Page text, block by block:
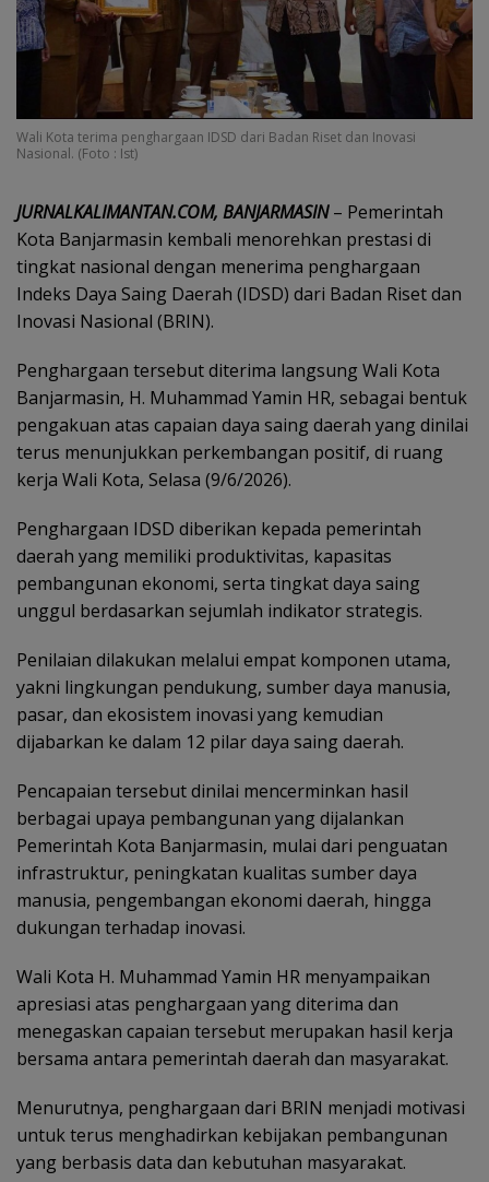
Wali Kota terima penghargaan IDSD dari Badan Riset dan Inovasi
Nasional. (Foto : Ist)
JURNALKALIMANTAN.COM, BANJARMASIN– Pemerintah
Kota Banjarmasin kembali menorehkan prestasi di
tingkat nasional dengan menerima penghargaan
Indeks Daya Saing Daerah (IDSD) dari Badan Riset dan
Inovasi Nasional (BRIN).
Penghargaan tersebut diterima langsung Wali Kota
Banjarmasin, H. Muhammad Yamin HR, sebagai bentuk
pengakuan atas capaian daya saing daerah yang dinilai
terus menunjukkan perkembangan positif, di ruang
kerja Wali Kota, Selasa (9/6/2026).
Penghargaan IDSD diberikan kepada pemerintah
daerah yang memiliki produktivitas, kapasitas
pembangunan ekonomi, serta tingkat daya saing
unggul berdasarkan sejumlah indikator strategis.
Penilaian dilakukan melalui empat komponen utama,
yakni lingkungan pendukung, sumber daya manusia,
pasar, dan ekosistem inovasi yang kemudian
dijabarkan ke dalam 12 pilar daya saing daerah.
Pencapaian tersebut dinilai mencerminkan hasil
berbagai upaya pembangunan yang dijalankan
Pemerintah Kota Banjarmasin, mulai dari penguatan
infrastruktur, peningkatan kualitas sumber daya
manusia, pengembangan ekonomi daerah, hingga
dukungan terhadap inovasi.
Wali Kota H. Muhammad Yamin HR menyampaikan
apresiasi atas penghargaan yang diterima dan
menegaskan capaian tersebut merupakan hasil kerja
bersama antara pemerintah daerah dan masyarakat.
Menurutnya, penghargaan dari BRIN menjadi motivasi
untuk terus menghadirkan kebijakan pembangunan
yang berbasis data dan kebutuhan masyarakat.